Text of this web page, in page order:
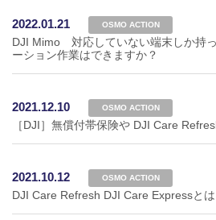
2022.01.21 OSMO ACTION
DJI Mimo 対応していない端末しか持
ーション作業はできますか？
2021.12.10 OSMO ACTION
［DJI］無償付帯保険や DJI Care
2021.10.12 OSMO ACTION
DJI Care Refresh DJI Care Expressとは